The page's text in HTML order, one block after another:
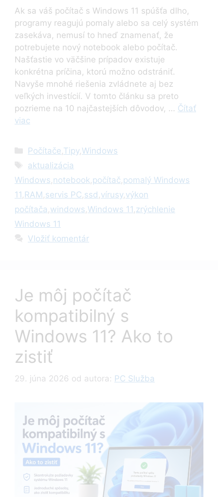
Ak sa váš počítač s Windows 11 spúšťa dlho,
programy reagujú pomaly alebo sa celý systém
zasekáva, nemusí to hneď znamenať, že
potrebujete nový notebook alebo počítač.
Našťastie vo väčšine prípadov existuje
konkrétna príčina, ktorú možno odstrániť.
Navyše mnohé riešenia zvládnete aj bez
veľkých investícií. V tomto článku sa preto
pozrieme na 10 najčastejších dôvodov, … Čítať
viac
Kategórie
Počítače,Tipy,Windows
Značky
aktualizácia
Windows,notebook,počítač,pomalý Windows
11 , RAM ,servis PC,ssd ,vírusy,výkon
počítača ,windows,Windows 11 ,zrýchlenie
Windows 11
Vložiť komentár
Je môj počítač
kompatibilný s
Windows 11? Ako to
zistiť
29. júna 2026 od autora: PC Služba